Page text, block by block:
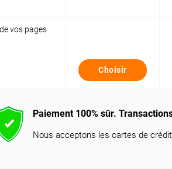
vos pages
Choisir
Paiement 100% sûr.
Nous acceptons les cartes de